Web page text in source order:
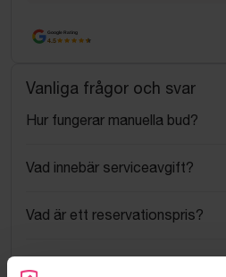
Google Rating
4.5
Vanliga frågor och svar
Hur fungerar manuella bud?
Vad innebär serviceavgift?
Vad är ett reservationspris?